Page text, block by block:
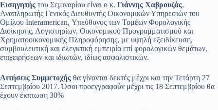
Εισηγητής του Σεμιναρίου είναι ο κ. Γιάννης Χαβρουζάς,
Αναπληρωτής Γενικός Διευθυντής Οικονομικών Υπηρεσιών του
Ομίλου Interamerican, Υπεύθυνος των Τομέων Φορολογικής
Διοίκησης, Λογιστηρίων, Οικονομικού Προγραμματισμού και
Χρηματοοικονομικής Πληροφόρησης, με υψηλή εξειδίκευση,
συμβουλευτική και ελεγκτική εμπειρία επί φορολογικών θεμάτων,
επιχειρήσεων και ιδιωτών, ιδίως ασφαλιστικών.
Αιτήσεις Συμμετοχής θα γίνονται δεκτές μέχρι και την Τετάρτη 27
Σεπτεμβρίου 2017. Όσοι προεγγραφούν μέχρι τις 18 Σεπτεμβρίου θα
έχουν έκπτωση 30%